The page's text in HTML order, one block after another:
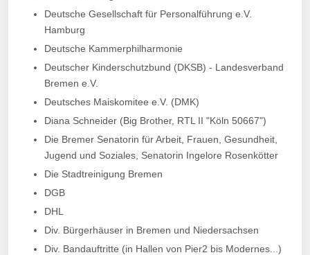
Deutsche Gesellschaft für Personalführung e.V.
Hamburg
Deutsche Kammerphilharmonie
Deutscher Kinderschutzbund (DKSB) - Landesverband
Bremen e.V.
Deutsches Maiskomitee e.V. (DMK)
Diana Schneider (Big Brother, RTL II "Köln 50667")
Die Bremer Senatorin für Arbeit, Frauen, Gesundheit,
Jugend und Soziales, Senatorin Ingelore Rosenkötter
Die Stadtreinigung Bremen
DGB
DHL
Div. Bürgerhäuser in Bremen und Niedersachsen
Div. Bandauftritte (in Hallen von Pier2 bis Modernes...)